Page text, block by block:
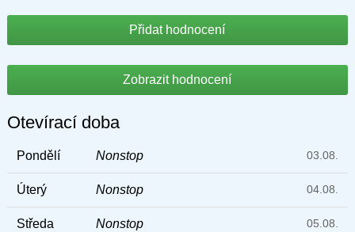
Přidat hodnocení
Zobrazit hodnocení
Otevírací doba
Pondělí Nonstop 03.08.
Úterý Nonstop 04.08.
Středa Nonstop 05.08.